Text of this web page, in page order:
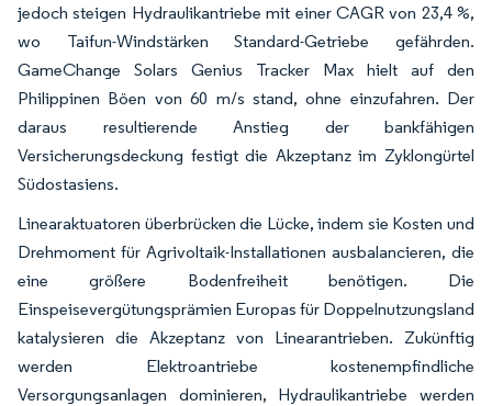
jedoch steigen Hydraulikantriebe mit einer CAGR von 23,4 %,
wo Taifun-Windstärken Standard-Getriebe gefährden.
GameChange Solars Genius Tracker Max hielt auf den
Philippinen Böen von 60 m/s stand, ohne einzufahren. Der
daraus resultierende Anstieg der bankfähigen
Versicherungsdeckung festigt die Akzeptanz im Zyklongürtel
Südostasiens.
Linearaktuatoren überbrücken die Lücke, indem sie Kosten und
Drehmoment für Agrivoltaik-Installationen ausbalancieren, die
eine größere Bodenfreiheit benötigen. Die
Einspeisevergütungsprämien Europas für Doppelnutzungsland
katalysieren die Akzeptanz von Linearantrieben. Zukünftig
werden Elektroantriebe kostenempfindliche
Versorgungsanlagen dominieren, Hydraulikantriebe werden